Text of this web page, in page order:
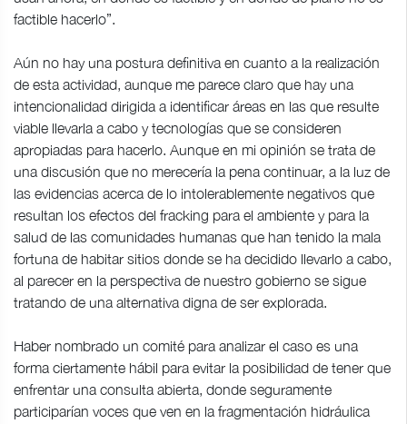
factible hacerlo”.
Aún no hay una postura definitiva en cuanto a la realización
de esta actividad, aunque me parece claro que hay una
intencionalidad dirigida a identificar áreas en las que resulte
viable llevarla a cabo y tecnologías que se consideren
apropiadas para hacerlo. Aunque en mi opinión se trata de
una discusión que no merecería la pena continuar, a la luz de
las evidencias acerca de lo intolerablemente negativos que
resultan los efectos del fracking para el ambiente y para la
salud de las comunidades humanas que han tenido la mala
fortuna de habitar sitios donde se ha decidido llevarlo a cabo,
al parecer en la perspectiva de nuestro gobierno se sigue
tratando de una alternativa digna de ser explorada.
Haber nombrado un comité para analizar el caso es una
forma ciertamente hábil para evitar la posibilidad de tener que
enfrentar una consulta abierta, donde seguramente
participarían voces que ven en la fragmentación hidráulica